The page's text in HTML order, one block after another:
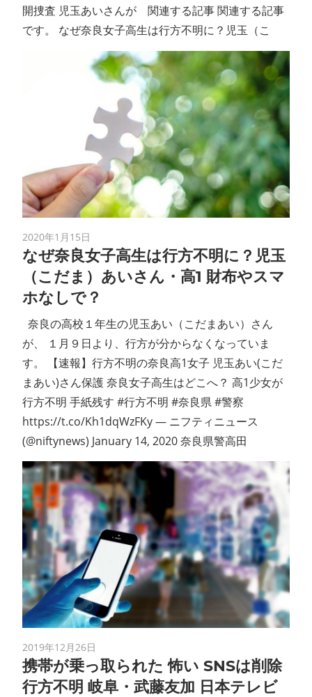
開捜査 児玉あいさんが 関連する記事 関連する記事
です。 なぜ奈良女子高生は行方不明に？児玉（こ
2020年1月15日
なぜ奈良女子高生は行方不明に？児玉
（こだま）あいさん・高1 財布やスマ
ホなしで？
奈良の高校１年生の児玉あい（こだまあい）さん
が、 １月９日より、行方が分からなくなっていま
す。 【速報】行方不明の奈良高1女子 児玉あい(こだ
まあい)さん保護 奈良女子高生はどこへ？ 高1少女が
行方不明 手紙残す #行方不明 #奈良県 #警察
https://t.co/Kh1dqWzFKy — ニフティニュース
(@niftynews) January 14, 2020 奈良県警高田
2019年12月26日
携帯が乗っ取られた 怖い SNSは削除
行方不明 岐阜・武藤友加 日本テレビ